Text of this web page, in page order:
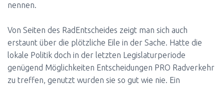
nennen.
Von Seiten des RadEntscheides zeigt man sich auch
erstaunt über die plötzliche Eile in der Sache. Hatte die
lokale Politik doch in der letzten Legislaturperiode
genügend Möglichkeiten Entscheidungen PRO Radverkehr
zu treffen, genutzt wurden sie so gut wie nie. Ein